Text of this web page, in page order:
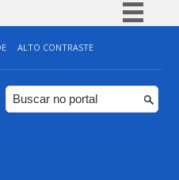
Simplifique!
Comunica BR
Participe
ALTO CONTRASTE